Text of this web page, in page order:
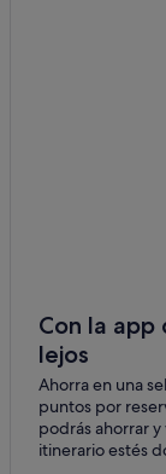
Casas
Casas
Villas en Los
Izalco hoteles
Nahuizalco
Con la app
lejos
Ahorra en una
puntos por
podrás ahorrar
itinerario estés